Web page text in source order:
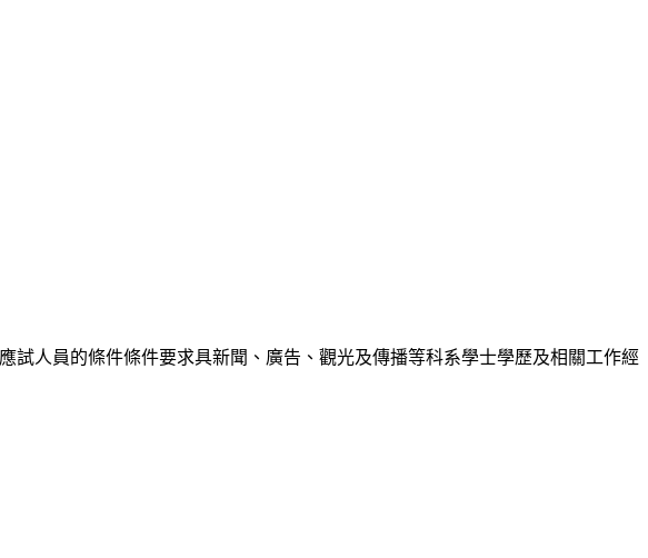
人員的條件條件要求具新聞、廣告、觀光及傳播等科系學士學歷及相關工作經